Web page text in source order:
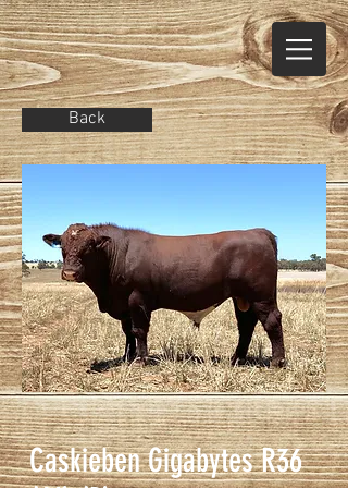
Back
Caskieben Gigabytes R36